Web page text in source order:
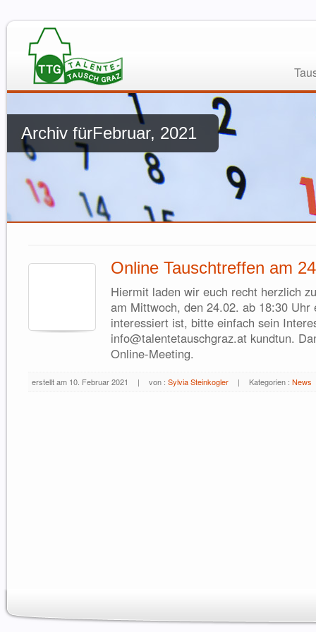
Archiv fürFebruar, 2021
Online Tauschtreffen am
Hiermit laden wir euch recht herzlich
am Mittwoch, den 24.02. ab 18:30
interessiert ist, bitte einfach sein
info@talentetauschgraz.at kundtun.
Online-Meeting.
erstellt am 10. Februar 2021 | von : Sylvia Steinkogler | Kategorien : News